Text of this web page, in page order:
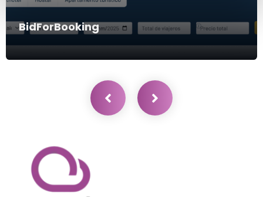
BidForBooking